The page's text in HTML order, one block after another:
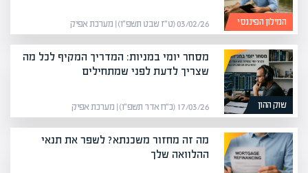
המילון הפיננסי 03/02/26 (ט״ז שבט תשפ״ו) | מערכת אפיק
שוק ההון
מסחר יומי במניות: המדריך המקיף לכל מה
שצריך לדעת לפני שמתחילים
17/03/26 (כ״ח אדר תשפ״ו) | מערכת אפיק
מה זה מחזור משכנתא? לשפר את תנאי
ההלוואה שלך